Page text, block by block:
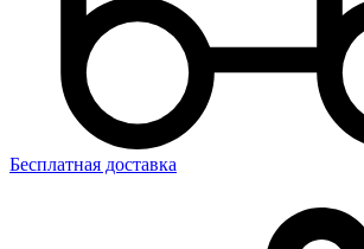
Бесплатная доставка